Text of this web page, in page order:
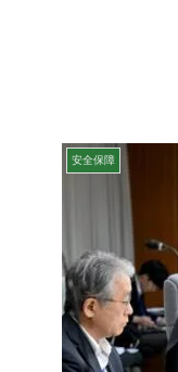
安全保障